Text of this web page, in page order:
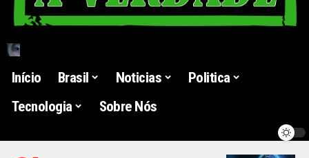
Início Brasil Noticias
Politica
Tecnologia
Sobre Nós